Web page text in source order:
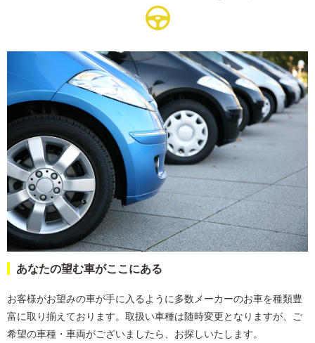
あなたの望む車がここにある
お客様がお望みの車が手に入るように多数メーカーのお車を種類豊
富に取り揃えております。取扱い車種は随時変更となりますが、ご
希望の車種・車両がございましたら、お探しいたします。